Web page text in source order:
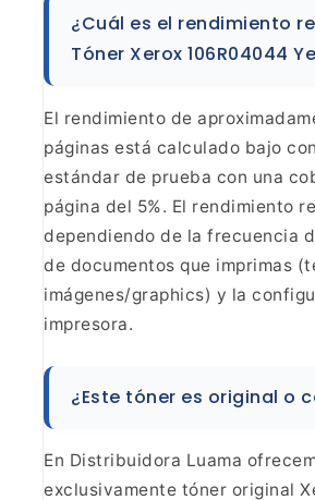
¿Cuál es el rendimiento
Tóner Xerox 106R04044
El rendimiento de
páginas está calculado bajo
estándar de prueba con una
página del 5%. El rendimiento
dependiendo de la frecuencia
de documentos que imprimas
imágenes/graphics) y la
impresora.
¿Este tóner es original o
En Distribuidora Luama
exclusivamente tóner original